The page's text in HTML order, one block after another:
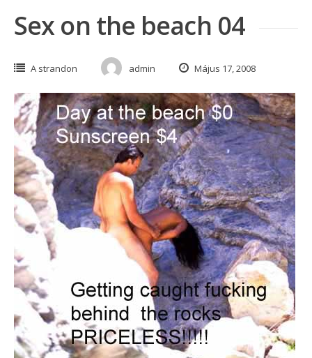
Sex on the beach 04
A strandon admin Május 17, 2008